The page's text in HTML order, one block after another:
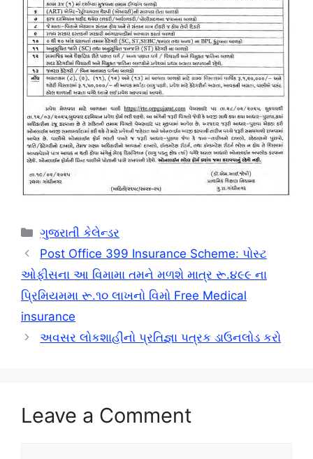
Categories
ગુજરાતી કેલેન્ડર
Post Office 399 Insurance Scheme: પોસ્ટ
ઓફીસના આ વિમામા તમને મળશે માત્ર રૂ.૪૯૯ ના
પ્રિમિયમમા રૂ.૧૦ લાખનો વિમો Free Medical
insurance
અવસર લોકશાહીનો પ્રતિજ્ઞા પત્રક ડાઉનલોડ કરો
Leave a Comment